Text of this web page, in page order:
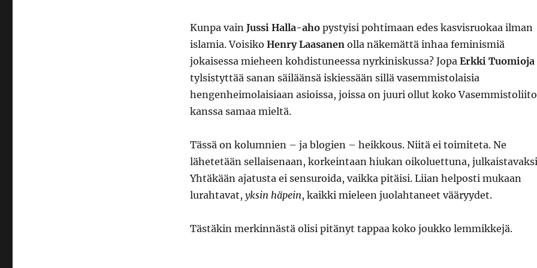
Kunpa vain Jussi Halla-ahopystyisi pohtimaan edes kasvisruokaa ilman
islamia. Voisiko Henry Laasanenolla näkemättä inhaa feminismiä
jokaisessa mieheen kohdistuneessa nyrkiniskussa? Jopa Erkki Tuomioja
tylsistyttää sanan säiläänsä iskiessään sillä vasemmistolaisia
hengenheimolaisiaan asioissa, joissa on juuri ollut koko
kanssa samaa mieltä.
Tässä on kolumnien – ja blogien – heikkous. Niitä ei toimiteta. Ne
lähetetään sellaisenaan, korkeintaan hiukan oikoluettuna,
Yhtäkään ajatusta ei sensuroida, vaikka pitäisi. Liian helposti mukaan
lurahtavat, yksin häpein, kaikki mieleen juolahtaneet vääryydet.
Tästäkin merkinnästä olisi pitänyt tappaa koko joukko lemmikkejä.